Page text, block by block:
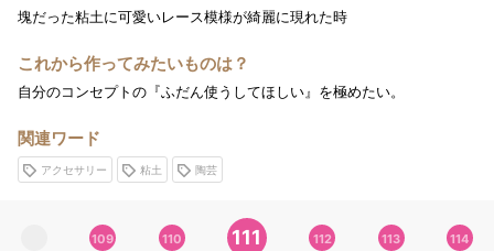
塊だった粘土に可愛いレース模様が綺麗に現れた時
これから作ってみたいものは？
自分のコンセプトの『ふだん使うしてほしい』を極めたい。
関連ワード
アクセサリー 粘土 陶芸
109 110 111 112 113 114